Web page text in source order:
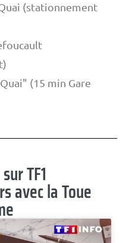
(stationnement
(15 min Gare
TF1
avec la Toue